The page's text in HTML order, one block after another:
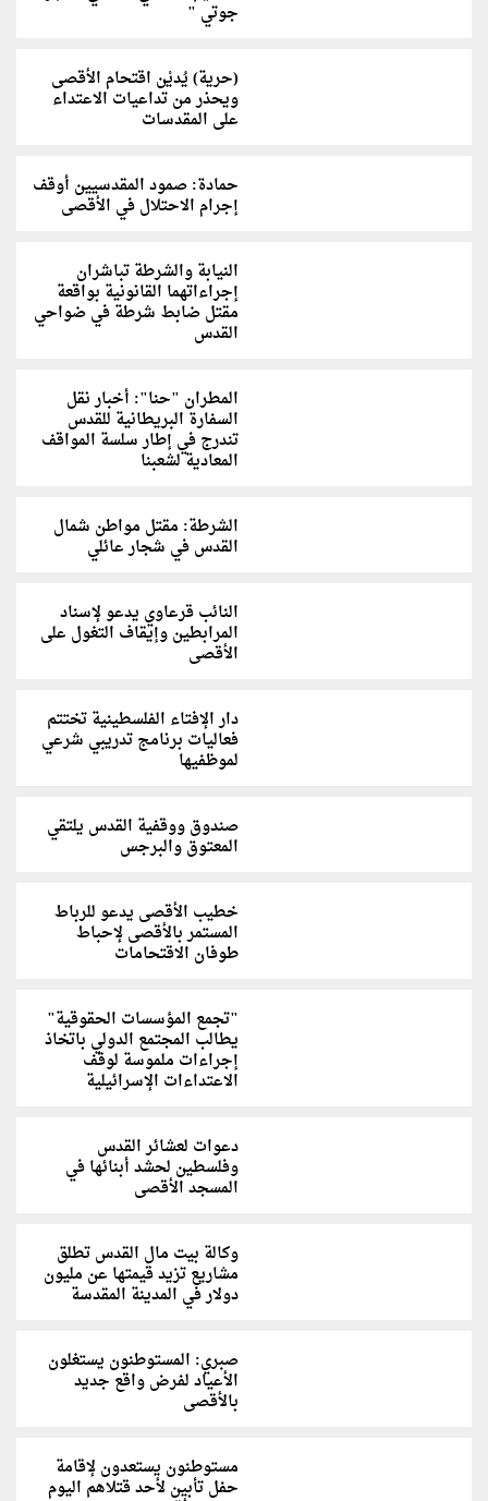
جوتي "
(حرية) يُديْن اقتحام الأقصى
ويحذر من تداعيات الاعتداء
على المقدسات
حمادة: صمود المقدسيين أوقف
إجرام الاحتلال في الأقصى
النيابة والشرطة تباشران
إجراءاتهما القانونية بواقعة
مقتل ضابط شرطة في ضواحي
القدس
المطران "حنا": أخبار نقل
السفارة البريطانية للقدس
تندرج في إطار سلسة المواقف
المعادية لشعبنا
الشرطة: مقتل مواطن شمال
القدس في شجار عائلي
النائب قرعاوي يدعو لإسناد
المرابطين وإيقاف التغول على
الأقصى
دار الإفتاء الفلسطينية تختتم
فعاليات برنامج تدريبي شرعي
لموظفيها
صندوق ووقفية القدس يلتقي
المعتوق والبرجس
خطيب الأقصى يدعو للرباط
المستمر بالأقصى لإحباط
طوفان الاقتحامات
"تجمع المؤسسات الحقوقية"
يطالب المجتمع الدولي باتخاذ
إجراءات ملموسة لوقف
الاعتداءات الإسرائيلية
دعوات لعشائر القدس
وفلسطين لحشد أبنائها في
المسجد الأقصى
وكالة بيت مال القدس تطلق
مشاريع تزيد قيمتها عن مليون
دولار في المدينة المقدسة
صبري: المستوطنون يستغلون
الأعياد لفرض واقع جديد
بالأقصى
مستوطنون يستعدون لإقامة
حفل تأبين لأحد قتلاهم اليوم